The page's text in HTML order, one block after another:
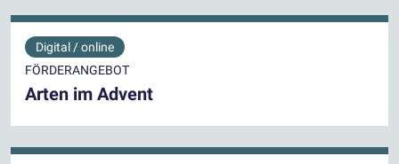
Digital / online
FÖRDERANGEBOT
Arten im Advent